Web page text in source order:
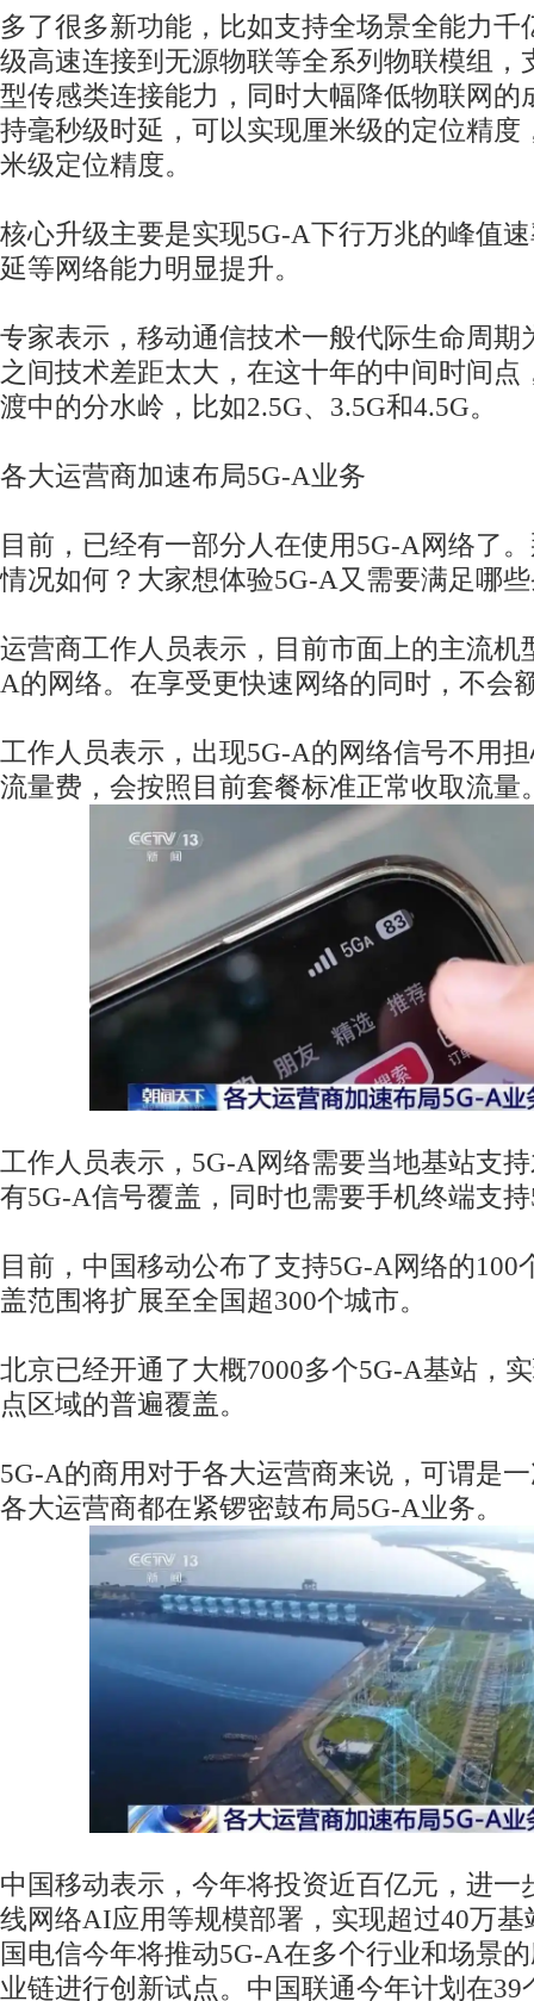
多了很多新功能，比如支持全场景全能力千
级高速连接到无源物联等全系列物联模组，
型传感类连接能力，同时大幅降低物联网的
持毫秒级时延，可以实现厘米级的定位精度
米级定位精度。
核心升级主要是实现5G-A下行万兆的峰值
延等网络能力明显提升。
专家表示，移动通信技术一般代际生命周期
之间技术差距太大，在这十年的中间时间点
渡中的分水岭，比如2.5G、3.5G和4.5G。
各大运营商加速布局5G-A业务
目前，已经有一部分人在使用5G-A网络了
情况如何？大家想体验5G-A又需要满足哪
运营商工作人员表示，目前市面上的主流机
A的网络。在享受更快速网络的同时，不会
工作人员表示，出现5G-A的网络信号不用
流量费，会按照目前套餐标准正常收取流量
工作人员表示，5G-A网络需要当地基站支
有5G-A信号覆盖，同时也需要手机终端支
目前，中国移动公布了支持5G-A网络的100
盖范围将扩展至全国超300个城市。
北京已经开通了大概7000多个5G-A基站，
点区域的普遍覆盖。
5G-A的商用对于各大运营商来说，可谓是
各大运营商都在紧锣密鼓布局5G-A业务。
中国移动表示，今年将投资近百亿元，进一
线网络AI应用等规模部署，实现超过40万
国电信今年将推动5G-A在多个行业和场景
业链进行创新试点。中国联通今年计划在39